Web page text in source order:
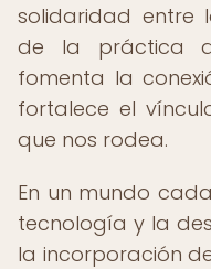
solidaridad entre
de la práctica
fomenta la
fortalece el
que nos rodea.
En un mundo
tecnología y la
la incorporación